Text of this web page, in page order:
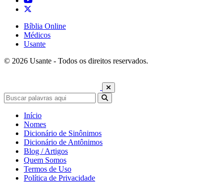
Bíblia Online
Médicos
Usante
© 2026 Usante - Todos os direitos reservados.
Início
Nomes
Dicionário de Sinônimos
Dicionário de Antônimos
Blog / Artigos
Quem Somos
Termos de Uso
Política de Privacidade